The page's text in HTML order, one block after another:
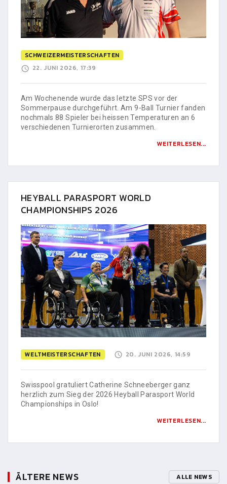
SCHWEIZERMEISTERSCHAFTEN
22. JUNI 2026, 17:39
Am Wochenende wurde das letzte SPS vor der
Sommerpause durchgeführt. Am 9-Ball Turnier fanden
nochmals 88 Spieler bei heissen Temperaturen an 6
verschiedenen Turnierorten zusammen.
WEITERLESEN...
HEYBALL PARASPORT WORLD
CHAMPIONSHIPS 2026
WELTMEISTERSCHAFTEN 20. JUNI 2026, 14:59
Swisspool gratuliert Catherine Schneeberger ganz
herzlich zum Sieg der 2026 Heyball Parasport World
Championships in Oslo!
WEITERLESEN...
ÄLTERE NEWS ALLE NEWS